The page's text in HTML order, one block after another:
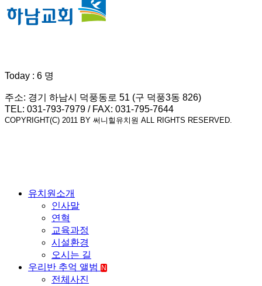
Today : 6 명
주소: 경기 하남시 덕풍동로 51 (구 덕풍3동 826)
TEL: 031-793-7979 / FAX: 031-795-7644
COPYRIGHT(C) 2011 BY 써니힐유치원 ALL RIGHTS RESERVED.
유치원소개
인사말
연혁
교육과정
시설환경
오시는 길
우리반 추억 앨범
N
전체사진